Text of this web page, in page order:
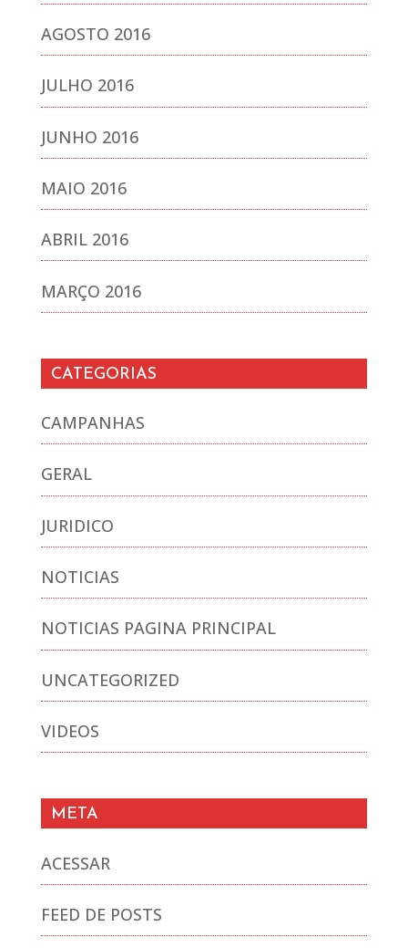
AGOSTO 2016
JULHO 2016
JUNHO 2016
MAIO 2016
ABRIL 2016
MARÇO 2016
CATEGORIAS
CAMPANHAS
GERAL
JURIDICO
NOTICIAS
NOTICIAS PAGINA PRINCIPAL
UNCATEGORIZED
VIDEOS
META
ACESSAR
FEED DE POSTS